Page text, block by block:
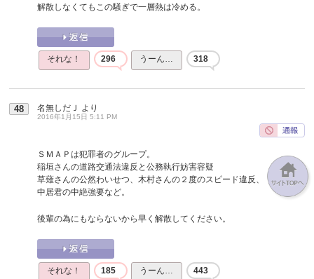
解散しなくてもこの騒ぎで一層熱は冷める。
それな！ 296 うーん… 318
48 名無しだＪ より
2016年1月15日 5:11 PM
ＳＭＡＰは犯罪者のグループ。
稲垣さんの道路交通法違反と公務執行妨害容疑
草薙さんの公然わいせつ、木村さんの２度のスピード違反、
中居君の中絶強要など。
後輩の為にもならないから早く解散してください。
それな！ 185 うーん… 443